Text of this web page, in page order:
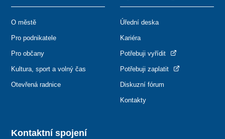
Kontaktní spojení
O městě
Pro podnikatele
Pro občany
Kultura, sport a volný čas
Otevřená radnice
Úřední deska
Kariéra
Potřebuji vyřídit
Potřebuji zaplatit
Diskuzní fórum
Kontakty